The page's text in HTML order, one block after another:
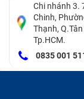
Tại sao
VivoBook
giờ?
Pin laptop
Chi nhánh 3.
Chinh,
Thạnh, Q.Tân
Tp.HCM.
0835 001